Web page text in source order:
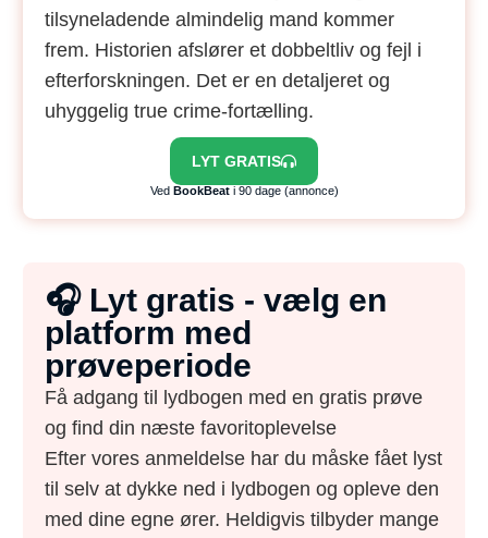
tilsyneladende almindelig mand kommer
frem. Historien afslører et dobbeltliv og fejl i
efterforskningen. Det er en detaljeret og
uhyggelig true crime-fortælling.
LYT GRATIS
Ved BookBeati 90 dage (annonce)
🎧 Lyt gratis - vælg en
platform med
prøveperiode
Få adgang til lydbogen med en gratis prøve
og find din næste favoritoplevelse
Efter vores anmeldelse har du måske fået lyst
til selv at dykke ned i lydbogen og opleve den
med dine egne ører. Heldigvis tilbyder mange